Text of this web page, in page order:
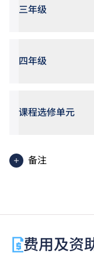
三年级
四年级
课程选修单元
备注
费用及资